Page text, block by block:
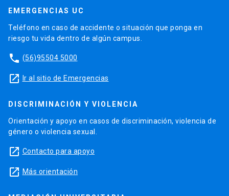
EMERGENCIAS UC
Teléfono en caso de accidente o situación que ponga en
riesgo tu vida dentro de algún campus.
phone (56)95504 5000
launch Ir al sitio de Emergencias
DISCRIMINACIÓN Y VIOLENCIA
Orientación y apoyo en casos de discriminación, violencia de
género o violencia sexual.
launch Contacto para apoyo
launch Más orientación